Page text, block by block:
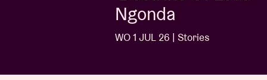
WO 1 JUL 26 | Stories